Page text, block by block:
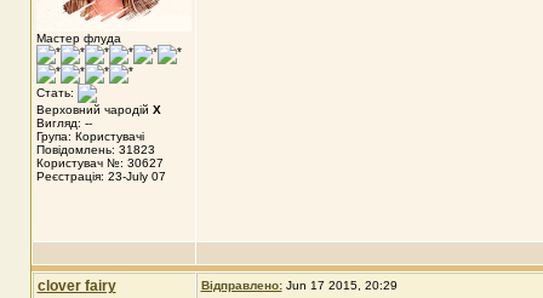
Мастер флуда
Стать:
Верховний чародій X
Вигляд: --
Група: Користувачі
Повідомлень: 31823
Користувач №: 30627
Реєстрація: 23-July 07
clover fairy Відправлено: Jun 17 2015, 20:29